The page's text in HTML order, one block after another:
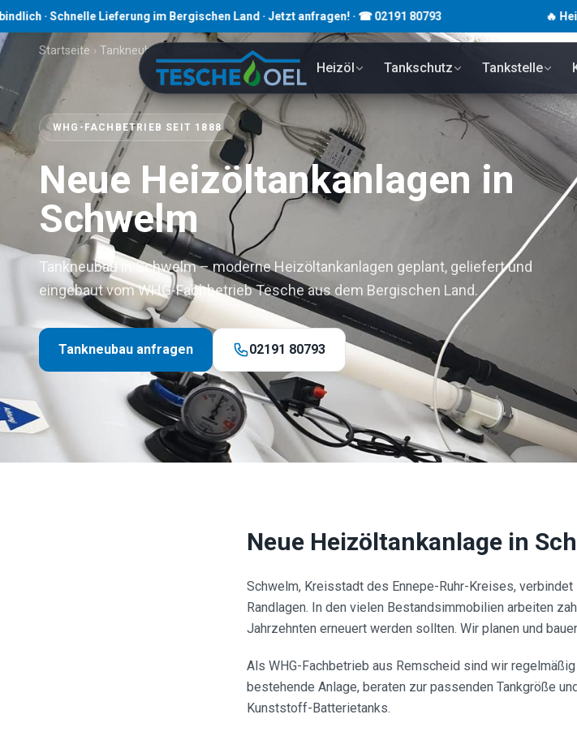
Lieferung im Bergischen Land · Jetzt anfragen! · ☎ 02191 80793 🔥 Heizöl zum
Heizöl Tankschutz Tankstelle
Startseite › Tankneubau
WHG-FACHBETRIEB SEIT 1888
Neue Heizöltankanlagen in
Schwelm
Tankneubau in Schwelm – moderne Heizöltankanlagen geplant, geliefert und
eingebaut vom WHG-Fachbetrieb Tesche aus dem Bergischen Land.
Tankneubau anfragen 02191 80793
Neue Heizöltankanlage in
Schwelm, Kreisstadt des Ennepe-Ruhr-Kreises,
Randlagen. In den vielen Bestandsimmobilien arbeiten
Jahrzehnten erneuert werden sollten. Wir planen und
Als WHG-Fachbetrieb aus Remscheid sind wir
bestehende Anlage, beraten zur passenden Tankgröße
Kunststoff-Batterietanks.